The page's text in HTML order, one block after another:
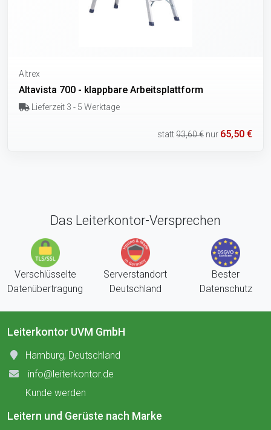
Altrex
Altavista 700 - klappbare Arbeitsplattform
Lieferzeit 3 - 5 Werktage
statt93,60 € nur 65,50 €
Das Leiterkontor-Versprechen
Verschlüsselte
Datenübertragung
Serverstandort
Deutschland
Bester
Datenschutz
Leiterkontor UVM GmbH
Hamburg, Deutschland
info@leiterkontor.de
Kunde werden
Leitern und Gerüste nach Marke